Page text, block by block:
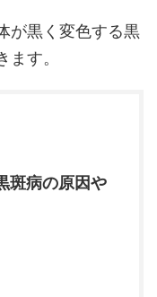
が黒く変色する黒
す。
斑病の原因や